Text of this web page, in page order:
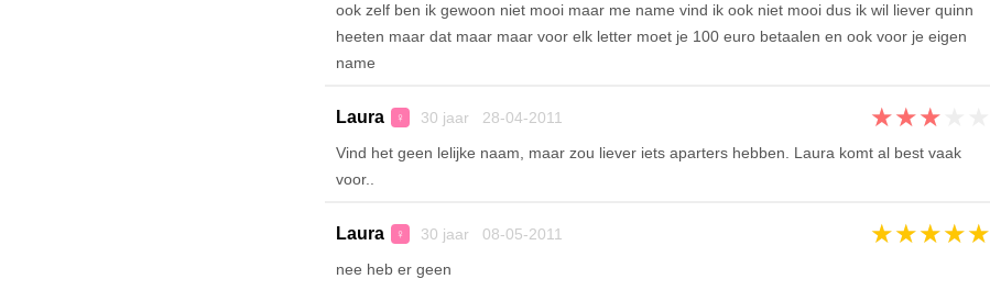
ook zelf ben ik gewoon niet mooi maar me name vind ik ook niet mooi dus ik wil liever quinn
heeten maar dat maar maar voor elk letter moet je 100 euro betaalen en ook voor je eigen
name
Laura ♀ 30 jaar 28-04-2011 ★★★
Vind het geen lelijke naam, maar zou liever iets aparters hebben. Laura komt al best vaak
voor..
Laura ♀ 30 jaar 08-05-2011 ★★★★★
nee heb er geen